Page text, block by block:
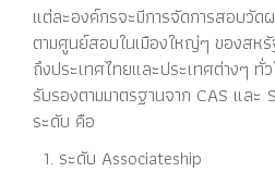
แต่ละองค์กรจะมีการจัดการสอบวัด
ตามศูนย์สอบในเมืองใหญ่ๆ ของสห
ถึงประเทศไทยและประเทศต่างๆ ทั่
รับรองตามมาตรฐานจาก CAS แล
ระดับ คือ
ระดับ Associateship